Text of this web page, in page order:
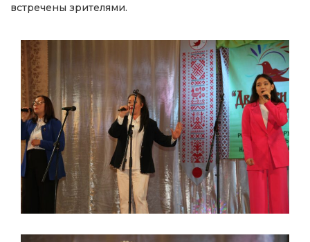
встречены зрителями.